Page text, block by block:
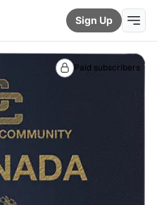
Sign Up
Paid subscribers